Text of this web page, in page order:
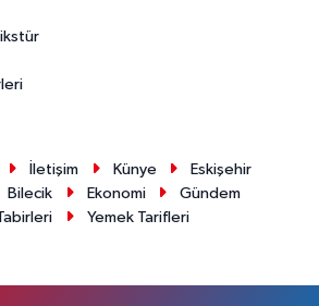
İletişim Künye
Eskişehir
Bilecik Ekonomi
Gündem
Yemek Tarifleri